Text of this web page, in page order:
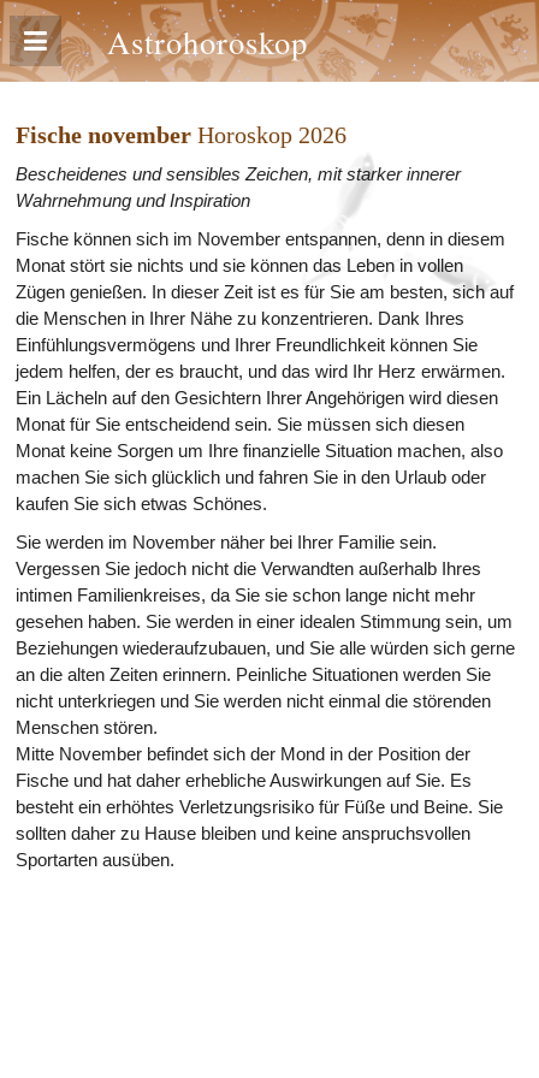
Astrohoroskop
Fische november Horoskop 2026
Bescheidenes und sensibles Zeichen, mit starker innerer
Wahrnehmung und Inspiration
Fische können sich im November entspannen, denn in diesem
Monat stört sie nichts und sie können das Leben in vollen
Zügen genießen. In dieser Zeit ist es für Sie am besten, sich auf
die Menschen in Ihrer Nähe zu konzentrieren. Dank Ihres
Einfühlungsvermögens und Ihrer Freundlichkeit können Sie
jedem helfen, der es braucht, und das wird Ihr Herz erwärmen.
Ein Lächeln auf den Gesichtern Ihrer Angehörigen wird diesen
Monat für Sie entscheidend sein. Sie müssen sich diesen
Monat keine Sorgen um Ihre finanzielle Situation machen, also
machen Sie sich glücklich und fahren Sie in den Urlaub oder
kaufen Sie sich etwas Schönes.
Sie werden im November näher bei Ihrer Familie sein.
Vergessen Sie jedoch nicht die Verwandten außerhalb Ihres
intimen Familienkreises, da Sie sie schon lange nicht mehr
gesehen haben. Sie werden in einer idealen Stimmung sein, um
Beziehungen wiederaufzubauen, und Sie alle würden sich gerne
an die alten Zeiten erinnern. Peinliche Situationen werden Sie
nicht unterkriegen und Sie werden nicht einmal die störenden
Menschen stören.
Mitte November befindet sich der Mond in der Position der
Fische und hat daher erhebliche Auswirkungen auf Sie. Es
besteht ein erhöhtes Verletzungsrisiko für Füße und Beine. Sie
sollten daher zu Hause bleiben und keine anspruchsvollen
Sportarten ausüben.